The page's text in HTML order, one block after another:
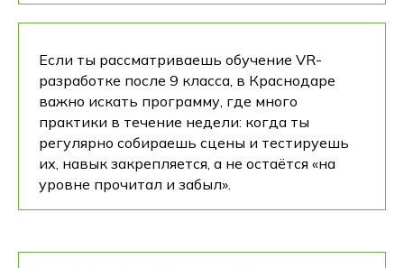
Если ты рассматриваешь обучение VR-
разработке после 9 класса, в Краснодаре
важно искать программу, где много
практики в течение недели: когда ты
регулярно собираешь сцены и тестируешь
их, навык закрепляется, а не остаётся «на
уровне прочитал и забыл».